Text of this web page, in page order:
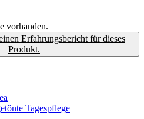
vorhanden.
Erfahrungsbericht für dieses
Produkt.
Tagespflege